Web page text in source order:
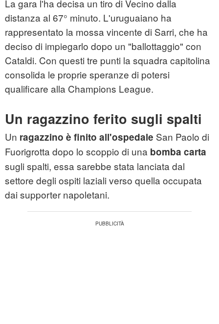
La gara l'ha decisa un tiro di Vecino dalla
distanza al 67° minuto. L'uruguaiano ha
rappresentato la mossa vincente di Sarri, che ha
deciso di impiegarlo dopo un "ballottaggio" con
Cataldi. Con questi tre punti la squadra capitolina
consolida le proprie speranze di potersi
qualificare alla Champions League.
Un ragazzino ferito sugli spalti
Un ragazzino è finito all'ospedale San Paolo di
Fuorigrotta dopo lo scoppio di una bomba carta
sugli spalti, essa sarebbe stata lanciata dal
settore degli ospiti laziali verso quella occupata
dai supporter napoletani.